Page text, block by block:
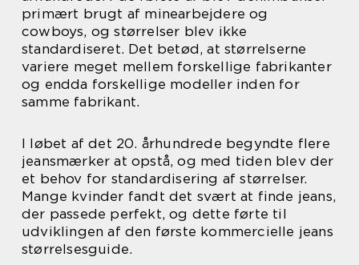
primært brugt af minearbejdere og
cowboys, og størrelser blev ikke
standardiseret. Det betød, at størrelserne
variere meget mellem forskellige fabrikanter
og endda forskellige modeller inden for
samme fabrikant.
I løbet af det 20. århundrede begyndte flere
jeansmærker at opstå, og med tiden blev der
et behov for standardisering af størrelser.
Mange kvinder fandt det svært at finde jeans,
der passede perfekt, og dette førte til
udviklingen af den første kommercielle jeans
størrelsesguide.